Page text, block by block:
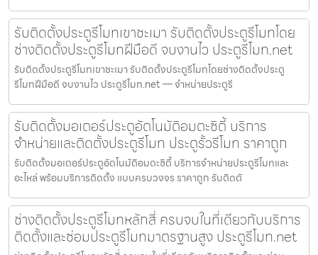
รับติดตั้งประตูรีโมทเขาชะเมา รับติดตั้งประตูรีโมทโดย
ช่างติดตั้งประตูรีโมทฝีมือดี จบงานไว ประตูรีโมท.net
รับติดตั้งประตูรีโมทเขาชะเมา รับติดตั้งประตูรีโมทโดยช่างติดตั้งประตู
รีโมทฝีมือดี จบงานไว ประตูรีโมท.net — จำหน่ายประตูรี
รับติดตั้งมอเตอร์ประตูอัตโนมัติอมตะซิตี้ บริการ
จำหน่ายและติดตั้งประตูรีโมท ประตูรั้วรีโมท ราคาถูก
รับติดตั้งมอเตอร์ประตูอัตโนมัติอมตะซิตี้ บริการจำหน่ายประตูรีโมทและ
อะไหล่ พร้อมบริการติดตั้ง แบบครบวงจร ราคาถูก รับติดตั
ช่างติดตั้งประตูรีโมทหลักสี่ ครบจบในที่เดียวกับบริการ
ติดตั้งและซ่อมประตูรีโมทมาตรฐานสูง ประตูรีโมท.net